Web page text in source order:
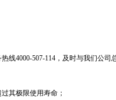
4000-507-114，及时与我们公司
其极限使用寿命；